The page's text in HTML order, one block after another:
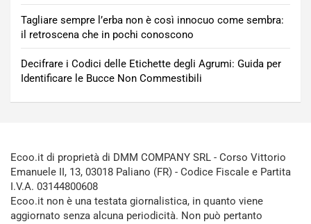
Tagliare sempre l’erba non è così innocuo come sembra:
il retroscena che in pochi conoscono
Decifrare i Codici delle Etichette degli Agrumi: Guida per
Identificare le Bucce Non Commestibili
Ecoo.it di proprietà di DMM COMPANY SRL - Corso Vittorio
Emanuele II, 13, 03018 Paliano (FR) - Codice Fiscale e Partita
I.V.A. 03144800608
Ecoo.it non è una testata giornalistica, in quanto viene
aggiornato senza alcuna periodicità. Non può pertanto